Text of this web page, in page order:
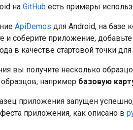
на GitHub есть примеры
ApiDemos для Android, на базе
и соберите приложение,
в качестве стартовой точки
вы получите несколько
например базовую
приложения запущен
приложения, как описано в